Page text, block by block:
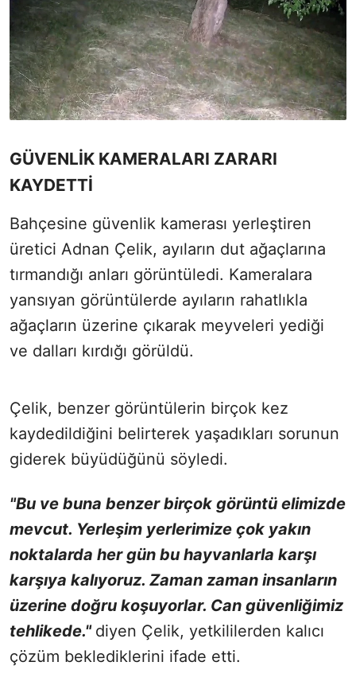
GÜVENLİK KAMERALARI ZARARI
KAYDETTİ
Bahçesine güvenlik kamerası yerleştiren
üretici Adnan Çelik, ayıların dut ağaçlarına
tırmandığı anları görüntüledi. Kameralara
yansıyan görüntülerde ayıların rahatlıkla
ağaçların üzerine çıkarak meyveleri yediği
ve dalları kırdığı görüldü.
Çelik, benzer görüntülerin birçok kez
kaydedildiğini belirterek yaşadıkları sorunun
giderek büyüdüğünü söyledi.
"Bu ve buna benzer birçok görüntü elimizde
mevcut. Yerleşim yerlerimize çok yakın
noktalarda her gün bu hayvanlarla karşı
karşıya kalıyoruz. Zaman zaman insanların
üzerine doğru koşuyorlar. Can güvenliğimiz
tehlikede." diyen Çelik, yetkililerden kalıcı
çözüm beklediklerini ifade etti.